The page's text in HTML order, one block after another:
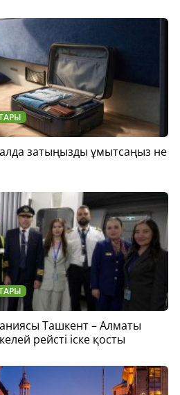
затыңызды ұмытсаңыз не
Ташкент – Алматы
рейсті іске қосты